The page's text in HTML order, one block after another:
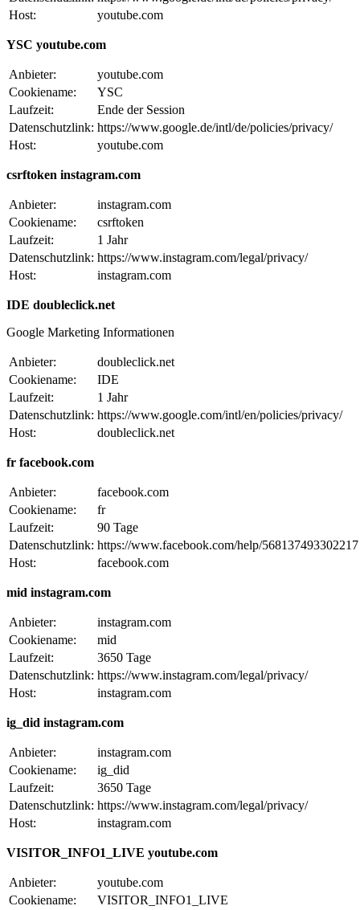
Host:
youtube.com
YSC youtube.com
Anbieter:
youtube.com
Cookiename:
YSC
Laufzeit:
Ende der Session
Datenschutzlink: https://www.google.de/intl/de/policies/privacy/
Host:
youtube.com
csrftoken instagram.com
Anbieter:
instagram.com
Cookiename:
csrftoken
Laufzeit:
1 Jahr
Datenschutzlink: https://www.instagram.com/legal/privacy/
Host:
instagram.com
IDE doubleclick.net
Google Marketing Informationen
Anbieter:
doubleclick.net
Cookiename:
IDE
Laufzeit:
1 Jahr
Datenschutzlink: https://www.google.com/intl/en/policies/privacy/
Host:
doubleclick.net
fr facebook.com
Anbieter:
facebook.com
Cookiename:
fr
Laufzeit:
90 Tage
Datenschutzlink: https://www.facebook.com/help/568137493302217
Host:
facebook.com
mid instagram.com
Anbieter:
instagram.com
Cookiename:
mid
Laufzeit:
3650 Tage
Datenschutzlink: https://www.instagram.com/legal/privacy/
Host:
instagram.com
ig_did instagram.com
Anbieter:
instagram.com
Cookiename:
ig_did
Laufzeit:
3650 Tage
Datenschutzlink: https://www.instagram.com/legal/privacy/
Host:
instagram.com
VISITOR_INFO1_LIVE youtube.com
Anbieter:
youtube.com
Cookiename:
VISITOR_INFO1_LIVE